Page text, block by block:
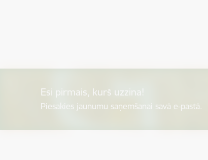
Esi pirmais, kurš uzzina!
Piesakies jaunumu saņemšanai savā e-pastā.